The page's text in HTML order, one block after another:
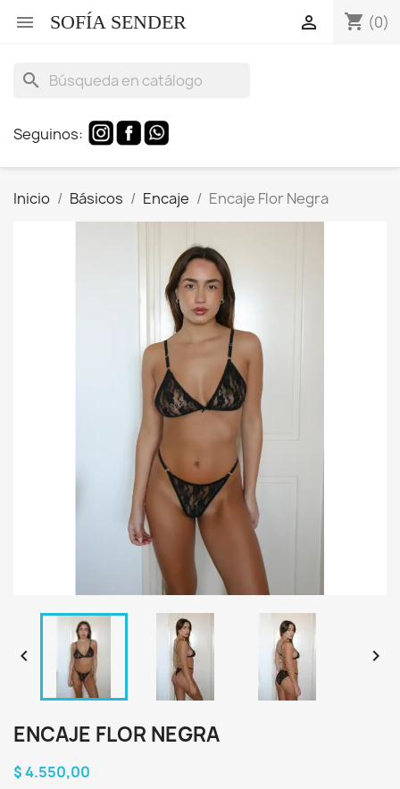
 shopping_cart (0)

SOFÍA SENDER
search
Seguinos:
Inicio Básicos Encaje Encaje Flor Negra
 
ENCAJE FLOR NEGRA
$ 4.550,00